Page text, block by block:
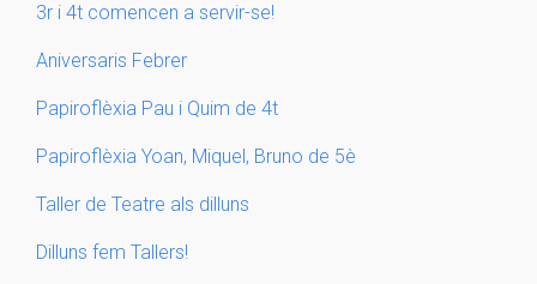
3r i 4t comencen a servir-se!
Aniversaris Febrer
Papiroflèxia Pau i Quim de 4t
Papiroflèxia Yoan, Miquel, Bruno de 5è
Taller de Teatre als dilluns
Dilluns fem Tallers!